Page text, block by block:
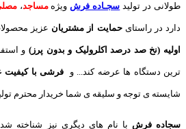
طولانی در تولید سجـاده فرش ویژهمساجد،
دارد در راستایحمایت از مشتریان عزیز
اولیه (نخ صد درصد اکلرولیک و بدون پرز) و
ترین دستگاه ها عرضه کند... و فرشی با کیفیت
شایسته ی توجه و سلیقه ی شما خریدار محترم
سجاده فرش با نام های دیگری نیز شناخته